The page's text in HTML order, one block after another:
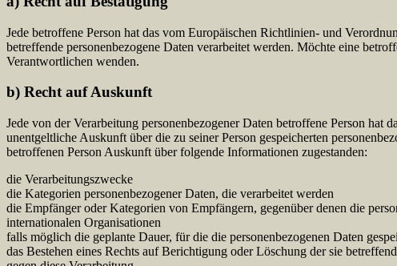
Jede betroffene Person hat das vom Europäischen Richtlinien- und
betreffende personenbezogene Daten verarbeitet werden. Möchte eine
Verantwortlichen wenden.
b) Recht auf Auskunft
Jede von der Verarbeitung personenbezogener Daten betroffene Person
unentgeltliche Auskunft über die zu seiner Person gespeicherten
betroffenen Person Auskunft über folgende Informationen zugestanden:
die Verarbeitungszwecke
die Kategorien personenbezogener Daten, die verarbeitet werden
die Empfänger oder Kategorien von Empfängern, gegenüber denen die
internationalen Organisationen
falls möglich die geplante Dauer, für die die personenbezogenen Daten
das Bestehen eines Rechts auf Berichtigung oder Löschung der sie